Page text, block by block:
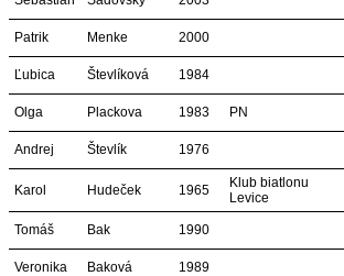
Patrik Menke 2000
Ľubica Števlíková 1984
Olga Plackova 1983 PN
Andrej Števlík 1976
Karol Hudeček 1965
Klub biatlonu
Levice
Tomáš Bak 1990
Veronika Baková 1989